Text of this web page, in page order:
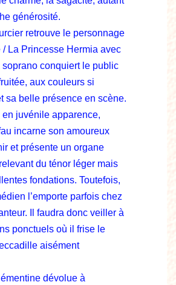
générosité.
retrouve le personnage
/ La Princesse Hermia avec
soprano conquiert le public
aux couleurs si
sa belle présence en scène.
en juvénile apparence,
incarne son amoureux
et présente un organe
du ténor léger mais
fondations. Toutefois,
l’emporte parfois chez
Il faudra donc veiller à
ponctuels où il frise le
aisément
dévolue à